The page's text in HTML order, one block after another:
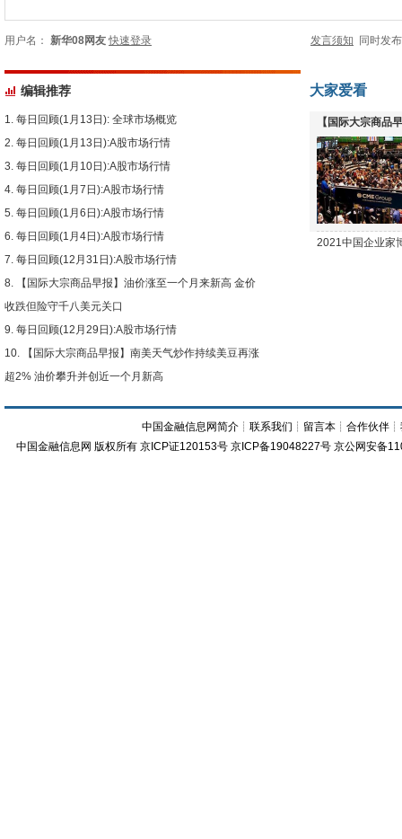
用户名： 新华08网友 快速登录 发言须知 同时发
编辑推荐
每日回顾(1月13日): 全球市场概览
每日回顾(1月13日):A股市场行情
每日回顾(1月10日):A股市场行情
每日回顾(1月7日):A股市场行情
每日回顾(1月6日):A股市场行情
每日回顾(1月4日):A股市场行情
每日回顾(12月31日):A股市场行情
【国际大宗商品早报】油价涨至一个月来新高 金价
收跌但险守千八美元关口
每日回顾(12月29日):A股市场行情
【国际大宗商品早报】南美天气炒作持续美豆再涨
超2% 油价攀升并创近一个月新高
大家爱看
【国际大宗商品
下跌
2021中国企业家
中国金融信息网简介 ┊联系我们 ┊ 留言本 ┊合作伙伴 ┊
中国金融信息网 版权所有 京ICP证120153号 京ICP备19048227号 京公网安备